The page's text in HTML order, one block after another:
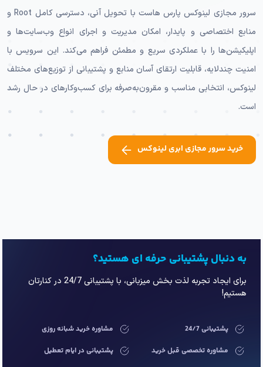
سرور مجازی لینوکس پارس هاست با تحویل آنی، دسترسی کامل Root و
منابع اختصاصی و پایدار، امکان مدیریت و اجرای انواع وب‌سایت‌ها و
اپلیکیشن‌ها را با عملکردی سریع و مطمئن فراهم می‌کند. این سرویس با
امنیت چندلایه، قابلیت ارتقای آسان منابع و پشتیبانی از توزیع‌های مختلف
لینوکس، انتخابی مناسب و مقرون‌به‌صرفه برای کسب‌وکارهای در حال رشد
است.
خرید سرور مجازی ابری لینوکس
به دنبال پشتیبانی حرفه ای هستید؟
برای ایجاد تجربه لذت بخش میزبانی، با پشتیبانی 24/7 در کنارتان
هستیم!
پشتیبانی 24/7
مشاوره خرید شبانه روزی
مشاوره تخصصی قبل خرید
پشتیبانی در ایام تعطیل